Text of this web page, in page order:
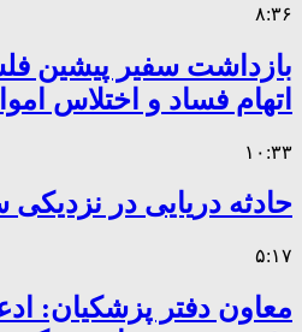
۸:۳۶
بازداشت سفیر پیشین
اتهام فساد و اختلاس
۱۰:۳۳
حادثه دریایی در
۵:۱۷
معاون دفتر پزشکیان: